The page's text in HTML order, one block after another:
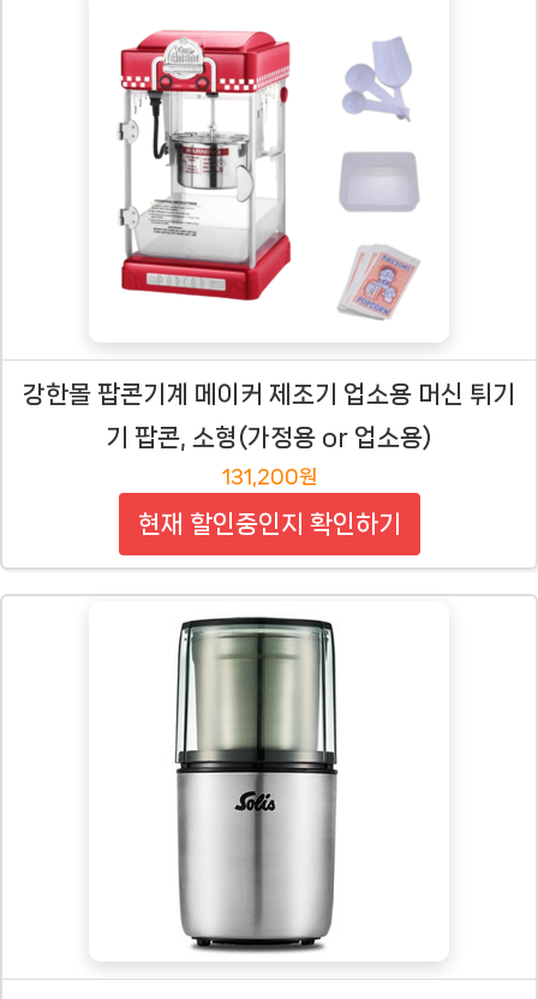
강한몰 팝콘기계 메이커 제조기 업소용 머신 튀기
기 팝콘, 소형(가정용 or 업소용)
131,200원
현재 할인중인지 확인하기